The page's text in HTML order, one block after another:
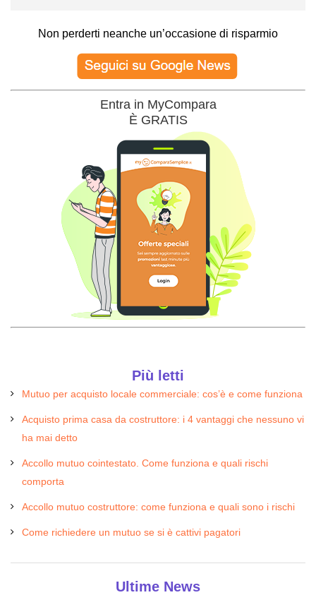
Non perderti neanche un’occasione di risparmio
Entra in MyCompara
È GRATIS
Più letti
Mutuo per acquisto locale commerciale: cos’è e come funziona
Acquisto prima casa da costruttore: i 4 vantaggi che nessuno vi
ha mai detto
Accollo mutuo cointestato. Come funziona e quali rischi
comporta
Accollo mutuo costruttore: come funziona e quali sono i rischi
Come richiedere un mutuo se si è cattivi pagatori
Ultime News